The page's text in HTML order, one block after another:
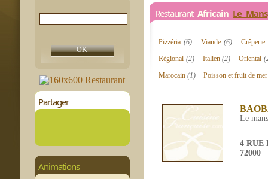
Partager
Animations
Restaurant Africain Le Mans
Pizzéria (6) Viande (6) Crêperie
Régional (2) Italien(2) Oriental
Marocain (1) Poisson et fruit de
Le mans
4 RUE
72000